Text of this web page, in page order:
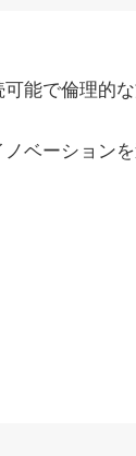
能で倫理的
ベーション